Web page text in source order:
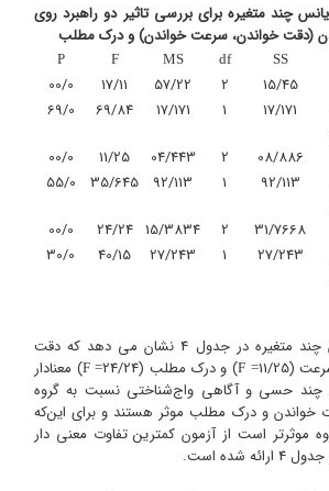
چند متغیره برای بررسی تاثیر دو راهبرد روی
(دقت خواندن، سرعت خواندن) و درک مطلب
SS
df
MS
F
P
15/45
2
57/22
17/11
00/0
17/171
1
17/171
69/84
69/0
08/886
2
04/443
11/25
00/0
92/113
1
92/113
35/645
55/0
31/7668
2
15/3834
24/24
00/0
27/243
1
27/243
40/15
30/0
نتایج آنالیز کوواریانس چند متغیره در جدول 4 نشان می دهد که دقت
(11/25
=
F) و درک مطلب (24/24 =
F) معنادار
چند حسی و آگاهی واج‌شناختی نسبت به گروه
خواندن و درک مطلب موثر هستند و برای این‌که
است از آزمون کمترین تفاوت معنی دار
شده است.